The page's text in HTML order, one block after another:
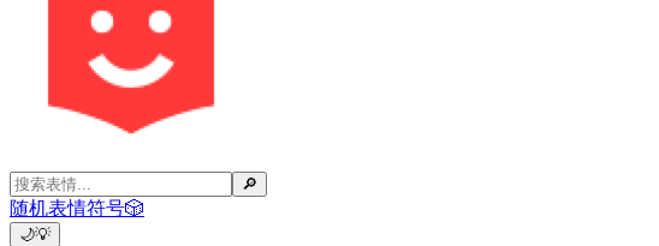
🔎
随机表情符号🎲
🌙💡